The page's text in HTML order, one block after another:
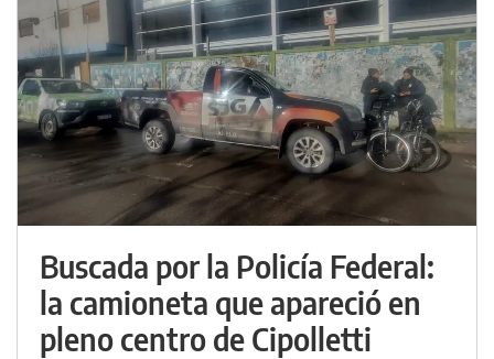
Buscada por la Policía Federal:
la camioneta que apareció en
pleno centro de Cipolletti